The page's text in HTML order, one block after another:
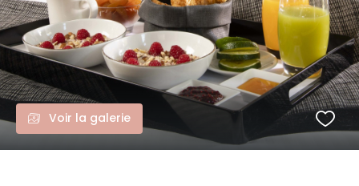
Voir la galerie